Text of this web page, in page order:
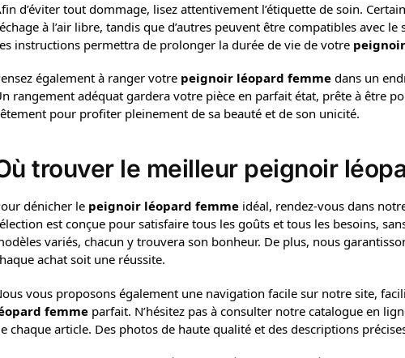
d’éviter tout dommage, lisez attentivement l’étiquette de soin.
à l’air libre, tandis que d’autres peuvent être compatibles avec
instructions permettra de prolonger la durée de vie de votre
également à ranger votre peignoir léopard femmedans un
rangement adéquat gardera votre pièce en parfait état, prête à être
pour profiter pleinement de sa beauté et de son unicité.
trouver le meilleur peignoir
dénicher le peignoir léopard femmeidéal, rendez-vous dans
est conçue pour satisfaire tous les goûts et tous les besoins,
variés, chacun y trouvera son bonheur. De plus, nous
achat soit une réussite.
vous proposons également une navigation facile sur notre site,
femmeparfait. N’hésitez pas à consulter notre catalogue en
chaque article. Des photos de haute qualité et des descriptions